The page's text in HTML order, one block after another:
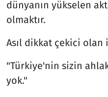
dünyanın yükselen
olmaktır.
Asıl dikkat çekici
"Türkiye'nin sizin
yok."